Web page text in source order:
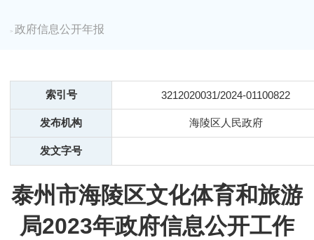
> 政府信息公开年报
索引号 3212020031/2024-01100822
发布机构 海陵区人民政府
发文字号
泰州市海陵区文化体育和旅游
局2023年政府信息公开工作